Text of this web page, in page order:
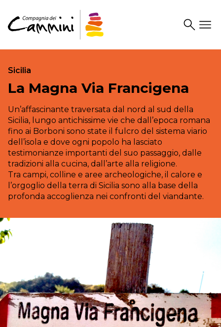
SearchDrawer
Sicilia
La Magna Via Francigena
Un’affascinante traversata dal nord al sud della
Sicilia, lungo antichissime vie che dall’epoca romana
fino ai Borboni sono state il fulcro del sistema viario
dell’isola e dove ogni popolo ha lasciato
testimonianze importanti del suo passaggio, dalle
tradizioni alla cucina, dall’arte alla religione.
Tra campi, colline e aree archeologiche, il calore e
l’orgoglio della terra di Sicilia sono alla base della
profonda accoglienza nei confronti del viandante.